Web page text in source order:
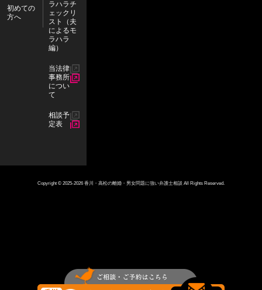
初めての
方へ
ラハラチ
ェックリ
スト（夫
によるモ
ラハラ
編）
当法律
事務所
につい
て
相談予
定表
Copyright © 2025-2026 香川・高松の離婚・男女問題に強い弁護士相談 All Rights Reserved.
お